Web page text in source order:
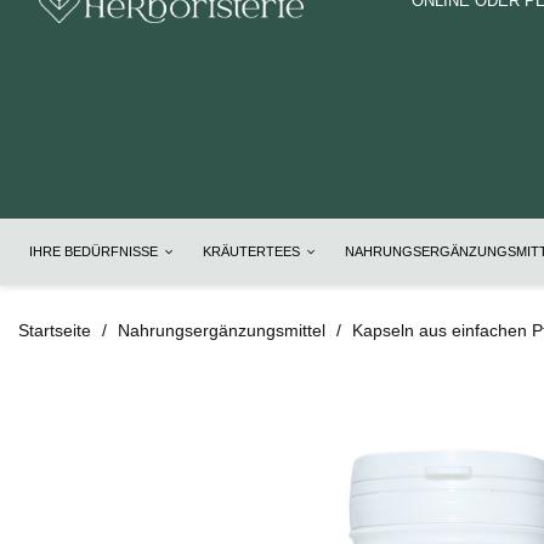
IHRE BEDÜRFNISSE KRÄUTERTEES
Startseite Nahrungsergänzungsmittel Kapseln aus einfachen